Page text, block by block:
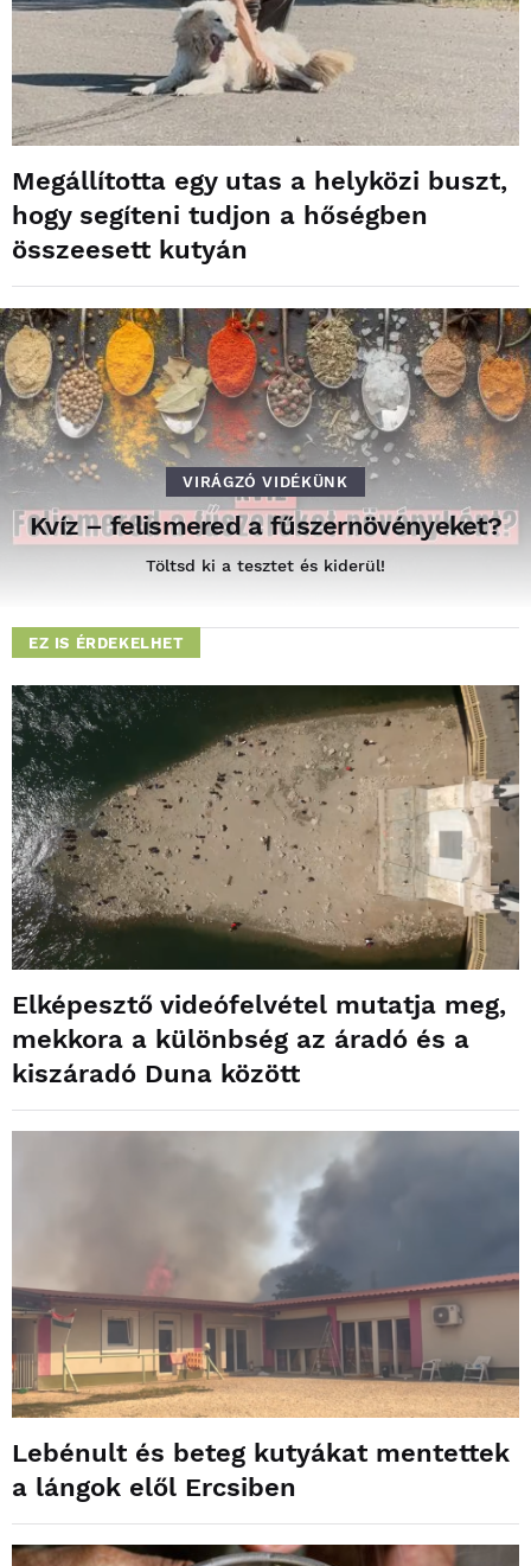
Megállította egy utas a helyközi buszt,
hogy segíteni tudjon a hőségben
összeesett kutyán
VIRÁGZÓ VIDÉKÜNK
Kvíz – felismered a fűszernövényeket?
Töltsd ki a tesztet és kiderül!
EZ IS ÉRDEKELHET
Elképesztő videófelvétel mutatja meg,
mekkora a különbség az áradó és a
kiszáradó Duna között
Lebénult és beteg kutyákat mentettek
a lángok elől Ercsiben